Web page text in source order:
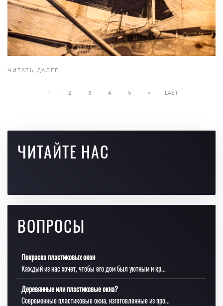
ЧИТАТЬ ДАЛЕЕ
1 2 3 4 5 » LAST
ЧИТАЙТЕ НАС
ВОПРОСЫ
Покраска пластиковых окон
Каждый из нас хочет, чтобы его дом был уютным и кр...
Деревянные или пластиковые окна?
Современные пластиковые окна, изготовленные из про...